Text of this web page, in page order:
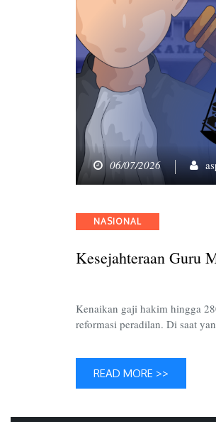
06/07/2026
Categories
NASIONAL
Kesejahteraan Guru
Kenaikan gaji hakim hingga
reformasi peradilan. Di saat
READ MORE >>